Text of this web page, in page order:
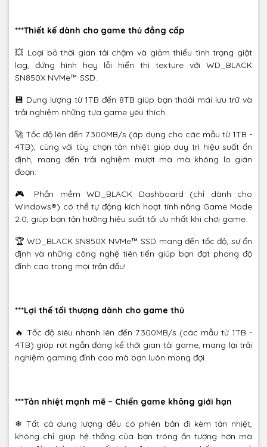
***Thiết kế dành cho game thủ đẳng cấp
💥 Loại bỏ thời gian tải chậm và giảm thiểu tình trạng giật
lag, đứng hình hay lỗi hiển thị texture với WD_BLACK
SN850X NVMe™ SSD.
💾 Dung lượng từ 1TB đến 8TB giúp bạn thoải mái lưu trữ và
trải nghiệm những tựa game yêu thích.
🚀 Tốc độ lên đến 7.300MB/s (áp dụng cho các mẫu từ 1TB -
4TB), cùng với tùy chọn tản nhiệt giúp duy trì hiệu suất ổn
định, mang đến trải nghiệm mượt mà mà không lo gián
đoạn.
🎮 Phần mềm WD_BLACK Dashboard (chỉ dành cho
Windows®) có thể tự động kích hoạt tính năng Game Mode
2.0, giúp bạn tận hưởng hiệu suất tối ưu nhất khi chơi game.
🏆 WD_BLACK SN850X NVMe™ SSD mang đến tốc độ, sự ổn
định và những công nghệ tiên tiến giúp bạn đạt phong độ
đỉnh cao trong mọi trận đấu!
***Lợi thế tối thượng dành cho game thủ
🔥 Tốc độ siêu nhanh lên đến 7.300MB/s (các mẫu từ 1TB -
4TB) giúp rút ngắn đáng kể thời gian tải game, mang lại trải
nghiệm gaming đỉnh cao mà bạn luôn mong đợi.
***Tản nhiệt mạnh mẽ – Chiến game không giới hạn
❄ Tất cả dung lượng đều có phiên bản đi kèm tản nhiệt,
không chỉ giúp hệ thống của bạn trông ấn tượng hơn mà